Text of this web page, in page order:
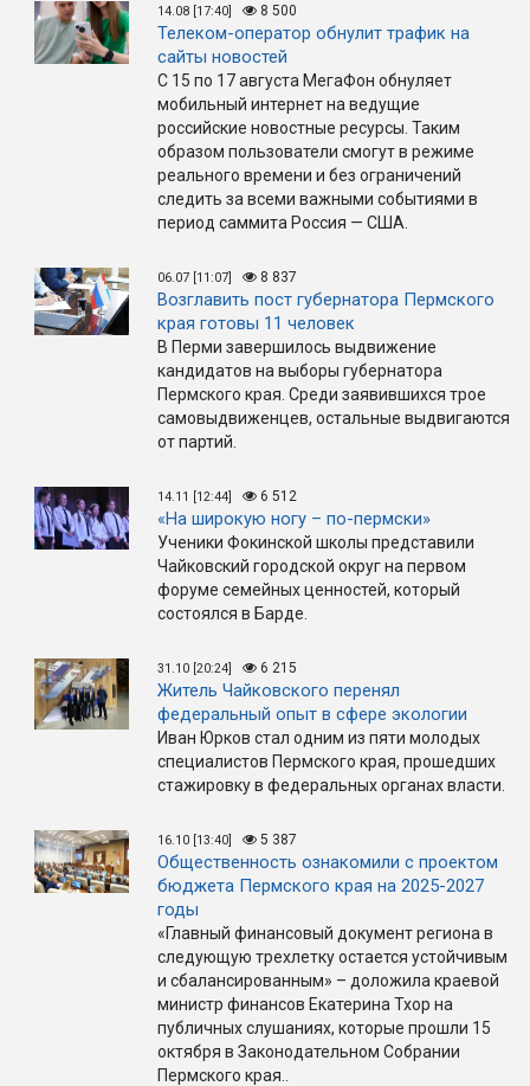
14.08 [17:40] 8 500
Телеком-оператор обнулит трафик на
сайты новостей
С 15 по 17 августа МегаФон обнуляет
мобильный интернет на ведущие
российские новостные ресурсы. Таким
образом пользователи смогут в режиме
реального времени и без ограничений
следить за всеми важными событиями в
период саммита Россия — США.
06.07 [11:07] 8 837
Возглавить пост губернатора Пермского
края готовы 11 человек
В Перми завершилось выдвижение
кандидатов на выборы губернатора
Пермского края. Среди заявившихся трое
самовыдвиженцев, остальные выдвигаются
от партий.
14.11 [12:44] 6 512
«На широкую ногу – по-пермски»
Ученики Фокинской школы представили
Чайковский городской округ на первом
форуме семейных ценностей, который
состоялся в Барде.
31.10 [20:24] 6 215
Житель Чайковского перенял
федеральный опыт в сфере экологии
Иван Юрков стал одним из пяти молодых
специалистов Пермского края, прошедших
стажировку в федеральных органах власти.
16.10 [13:40] 5 387
Общественность ознакомили с проектом
бюджета Пермского края на 2025-2027
годы
«Главный финансовый документ региона в
следующую трехлетку остается устойчивым
и сбалансированным» – доложила краевой
министр финансов Екатерина Тхор на
публичных слушаниях, которые прошли 15
октября в Законодательном Собрании
Пермского края..